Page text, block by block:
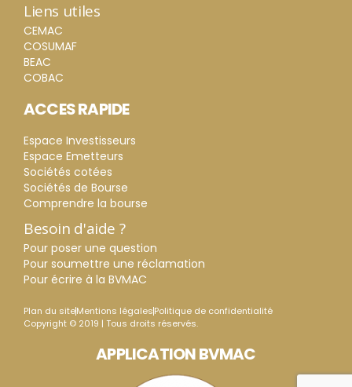
Liens utiles
CEMAC
COSUMAF
BEAC
COBAC
ACCES RAPIDE
Espace Investisseurs
Espace Emetteurs
Sociétés cotées
Sociétés de Bourse
Comprendre la bourse
Besoin d'aide ?
Pour poser une question
Pour soumettre une réclamation
Pour écrire à la BVMAC
Plan du siteMentions légalesPolitique de confidentialité
Copyright © 2019 | Tous droits réservés.
APPLICATION BVMAC